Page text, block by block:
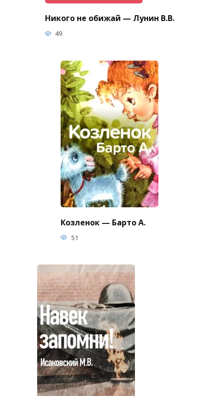
Никого не обижай — Лунин В.В.
49
Козленок — Барто А.
51